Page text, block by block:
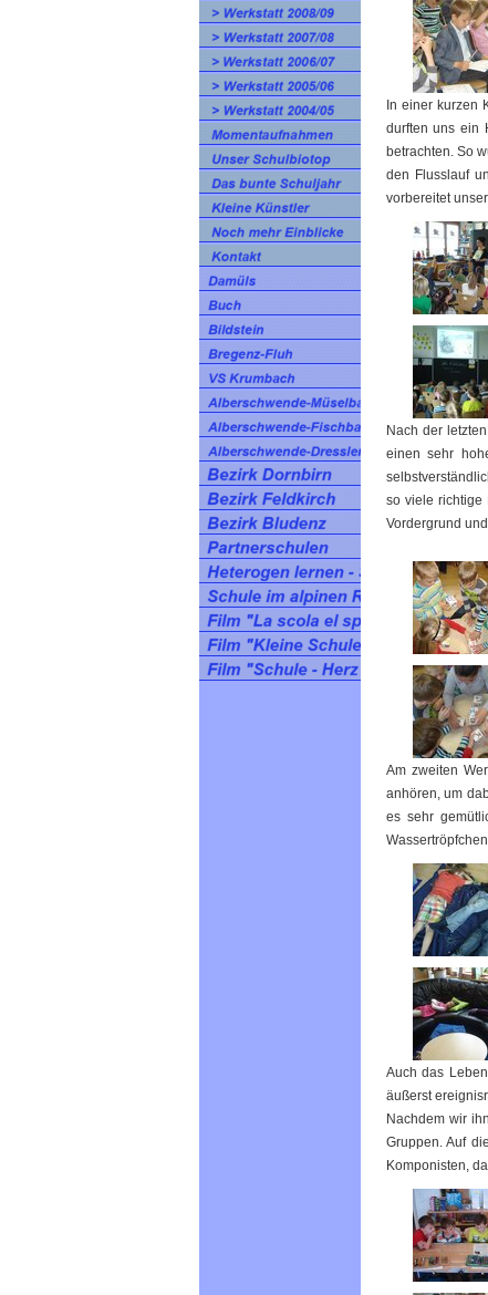
In einer kurzen
durften uns ein
betrachten. So
den Flusslauf
vorbereitet
Nach der
einen sehr
so viele richtige
Vordergrund
Am zweiten
anhören, um
es sehr
Auch das
äußerst
Nachdem wir
Gruppen. Auf
Komponisten,